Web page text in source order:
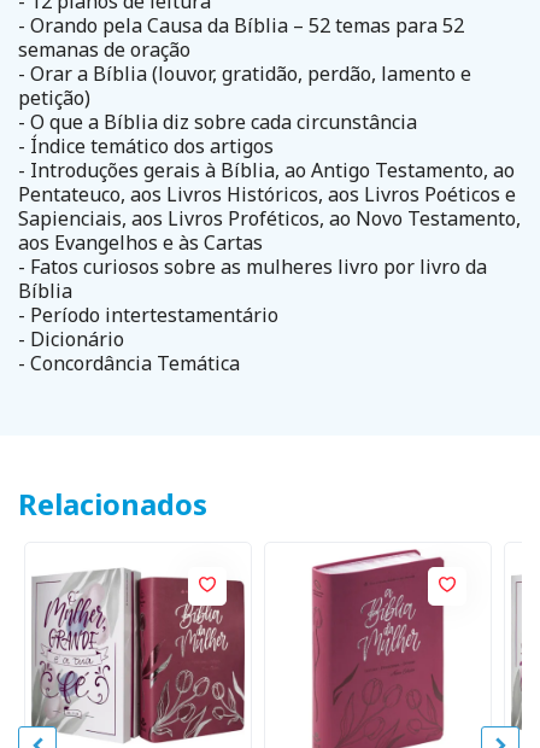
- Orando pela Causa da Bíblia – 52 temas para 52
semanas de oração
- Orar a Bíblia (louvor, gratidão, perdão, lamento e
petição)
- O que a Bíblia diz sobre cada circunstância
- Índice temático dos artigos
- Introduções gerais à Bíblia, ao Antigo Testamento, ao
Pentateuco, aos Livros Históricos, aos Livros Poéticos e
Sapienciais, aos Livros Proféticos, ao Novo Testamento,
aos Evangelhos e às Cartas
- Fatos curiosos sobre as mulheres livro por livro da
Bíblia
- Período intertestamentário
- Dicionário
- Concordância Temática
Relacionados